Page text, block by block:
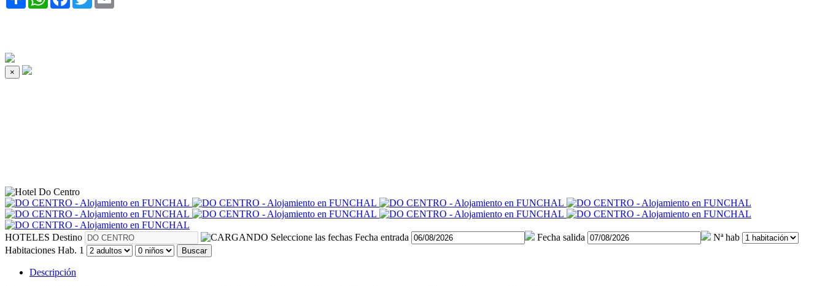
×
HOTELES Destino Seleccione las fechas Fecha entrada Fecha salida
Nª hab
Habitaciones Hab. 1 Buscar
Descripción